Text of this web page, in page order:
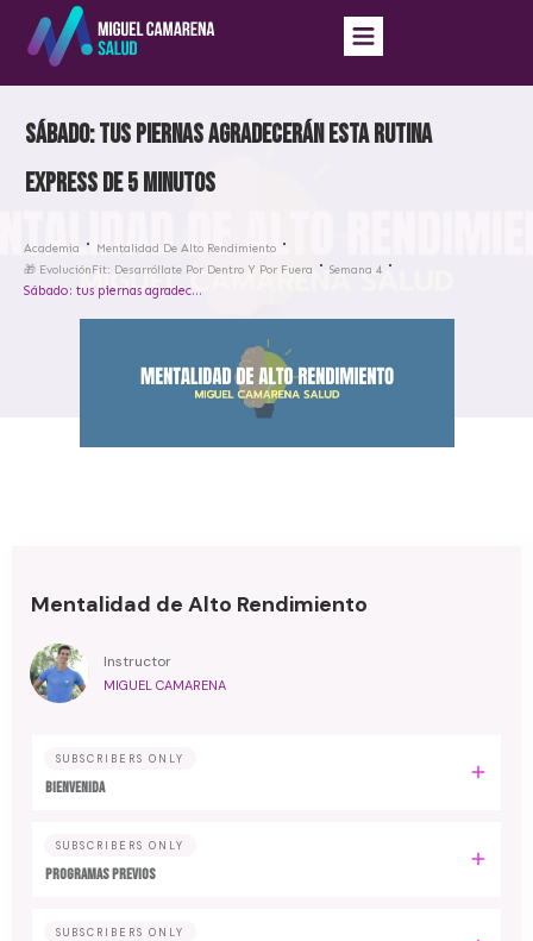
Sábado: tus piernas agradecerán esta rutina
express de 5 minutos
Academia
Mentalidad De Alto Rendimiento
🎁 EvoluciónFit: Desarróllate Por Dentro Y Por Fuera
Semana 4
Sábado: tus piernas agradecerán esta rutina express de 5 minutos
Mentalidad de Alto Rendimiento
Instructor
MIGUEL CAMARENA
SUBSCRIBERS ONLY
BIENVENIDA
SUBSCRIBERS ONLY
PROGRAMAS PREVIOS
SUBSCRIBERS ONLY